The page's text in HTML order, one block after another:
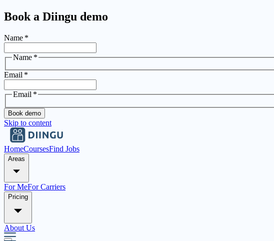
Book a Diingu demo
Name *
Name *
Email *
Email *
Book demo
Skip to content
HomeCoursesFind Jobs
Areas
For MeFor Carriers
Pricing
About Us